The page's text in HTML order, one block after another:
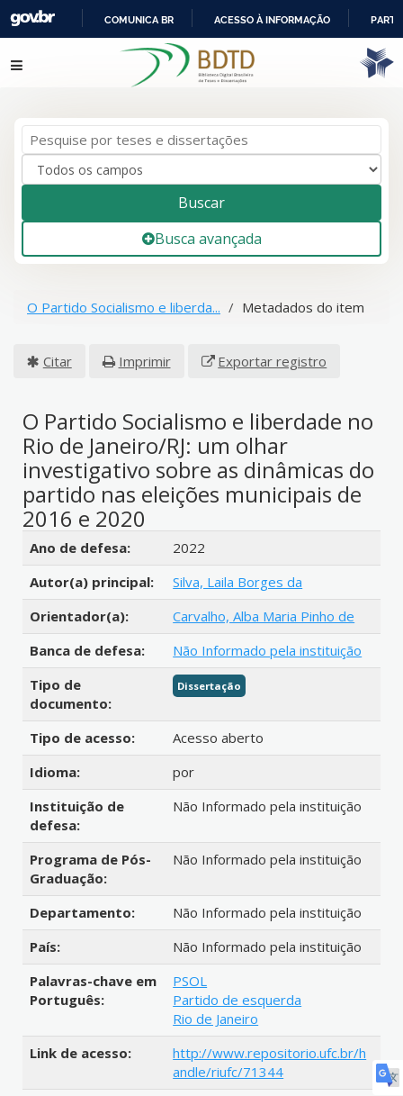
IR
PARA
COMUNICA BR ACESSO À INFORMAÇÃO
Pular para o conteúdo
Buscar
Busca avançada
O Partido Socialismo e liberda... Metadados do item
Citar Imprimir Exportar registro
O Partido Socialismo e liberdade no
Rio de Janeiro/RJ: um olhar
investigativo sobre as dinâmicas do
partido nas eleições municipais de
2016 e 2020
Detalhes bibliográficos
Ano de defesa:
2022
Autor(a) principal:
Silva, Laila Borges da
Orientador(a):
Carvalho, Alba Maria Pinho de
Banca de defesa:
Não Informado pela instituição
Tipo de
documento:
Dissertação
Tipo de acesso:
Acesso aberto
Idioma:
por
Instituição de
defesa:
Não Informado pela instituição
Programa de Pós-
Graduação:
Não Informado pela instituição
Departamento:
Não Informado pela instituição
País:
Não Informado pela instituição
Palavras-chave em
Português:
PSOL
Partido de esquerda
Rio de Janeiro
Link de acesso:
http://www.repositorio.ufc.br/h
andle/riufc/71344